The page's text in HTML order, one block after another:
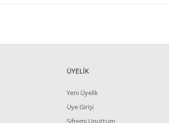
ÜYELİK
Yeni Üyelik
Üye Girişi
Şifremi Unuttum